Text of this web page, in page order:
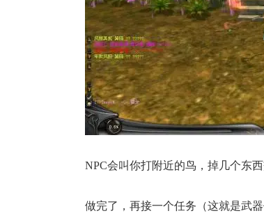
NPC会叫你打附近的鸟，掉几个东
做完了，再接一个任务（这就是武